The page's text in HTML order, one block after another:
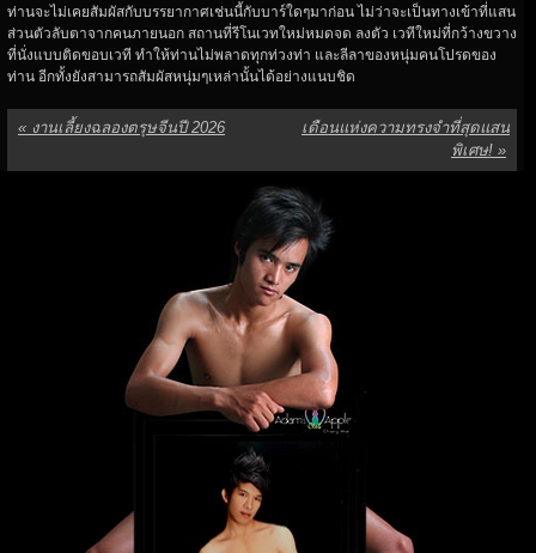
ท่านจะไม่เคยสัมผัสกับบรรยากาศเช่นนี้กับบาร์ใดๆมาก่อน ไม่ว่าจะเป็นทางเข้าที่แสน
ส่วนตัวลับตาจากคนภายนอก สถานที่รีโนเวทใหม่หมดจด ลงตัว เวทีใหม่ที่กว้างขวาง
ที่นั่งแบบติดขอบเวที ทำให้ท่านไม่พลาดทุกท่วงท่า และลีลาของหนุ่มคนโปรดของ
ท่าน อีกทั้งยังสามารถสัมผัสหนุ่มๆเหล่านั้นได้อย่างแนบชิด
« งานเลี้ยงฉลองตรุษจีนปี 2026
เดือนแห่งความทรงจำที่สุดแสน
พิเศษ! »